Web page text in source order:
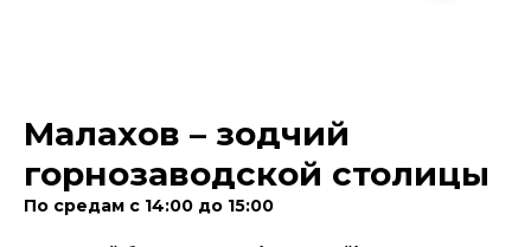
Малахов – зодчий
горнозаводской столицы
По средам с 14:00 до 15:00